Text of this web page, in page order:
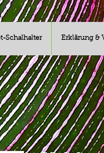
Schalhalter Erklärung &